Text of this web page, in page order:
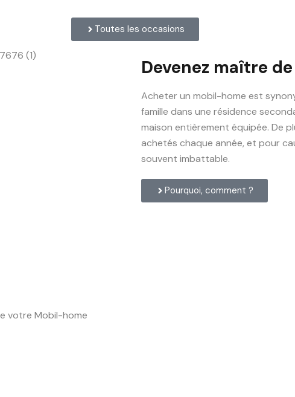
Toutes les occasions
Devenez maître
Acheter un mobil-home est
famille dans une résidence
maison entièrement équipée. De
achetés chaque année, et pour
souvent imbattable.
Pourquoi, comment ?
votre Mobil-home